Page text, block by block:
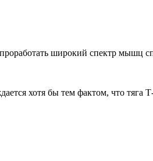
широкий спектр мышц
хотя бы тем фактом, что тяга